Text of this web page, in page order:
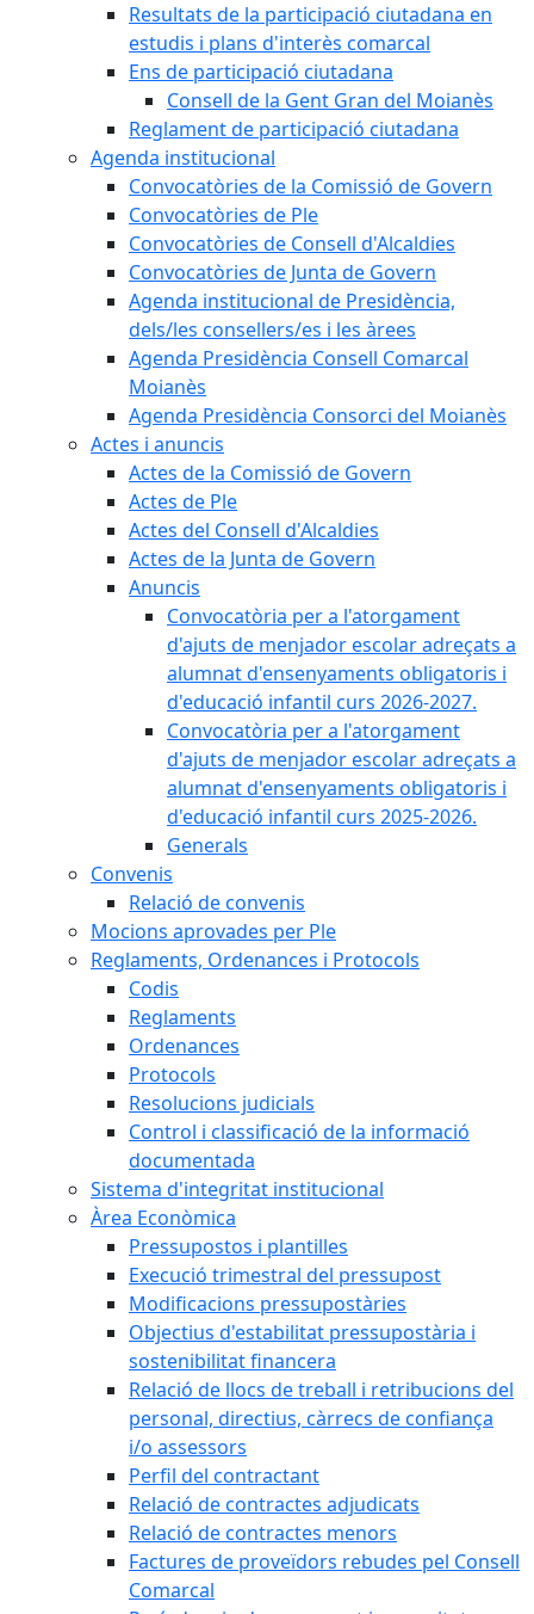
Resultats de la participació ciutadana en
estudis i plans d'interès comarcal
Ens de participació ciutadana
Consell de la Gent Gran del Moianès
Reglament de participació ciutadana
Agenda institucional
Convocatòries de la Comissió de Govern
Convocatòries de Ple
Convocatòries de Consell d'Alcaldies
Convocatòries de Junta de Govern
Agenda institucional de Presidència,
dels/les consellers/es i les àrees
Agenda Presidència Consell Comarcal
Moianès
Agenda Presidència Consorci del Moianès
Actes i anuncis
Actes de la Comissió de Govern
Actes de Ple
Actes del Consell d'Alcaldies
Actes de la Junta de Govern
Anuncis
Convocatòria per a l'atorgament
d'ajuts de menjador escolar adreçats a
alumnat d'ensenyaments obligatoris i
d'educació infantil curs 2026-2027.
Convocatòria per a l'atorgament
d'ajuts de menjador escolar adreçats a
alumnat d'ensenyaments obligatoris i
d'educació infantil curs 2025-2026.
Generals
Convenis
Relació de convenis
Mocions aprovades per Ple
Reglaments, Ordenances i Protocols
Codis
Reglaments
Ordenances
Protocols
Resolucions judicials
Control i classificació de la informació
documentada
Sistema d'integritat institucional
Àrea Econòmica
Pressupostos i plantilles
Execució trimestral del pressupost
Modificacions pressupostàries
Objectius d'estabilitat pressupostària i
sostenibilitat financera
Relació de llocs de treball i retribucions del
personal, directius, càrrecs de confiança
i/o assessors
Perfil del contractant
Relació de contractes adjudicats
Relació de contractes menors
Factures de proveïdors rebudes pel Consell
Comarcal